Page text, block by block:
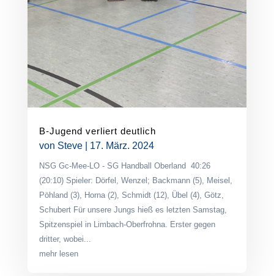
B-Jugend verliert deutlich
von Steve| 17. März. 2024
NSG Gc-Mee-LO - SG Handball Oberland 40:26
(20:10) Spieler: Dörfel, Wenzel; Backmann (5), Meisel,
Pöhland (3), Horna (2), Schmidt (12), Übel (4), Götz,
Schubert Für unsere Jungs hieß es letzten Samstag,
Spitzenspiel in Limbach-Oberfrohna. Erster gegen
dritter, wobei...
mehr lesen